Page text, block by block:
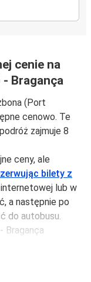
cenie na
Bragança
(Port
cenowo. Te
zajmuje 8
ceny, ale
bilety z
lub w
a następnie po
do autobusu.
Bragança
lub